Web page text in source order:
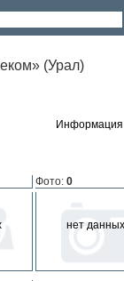
(Урал)
Информация
Фото: 0
нет данных